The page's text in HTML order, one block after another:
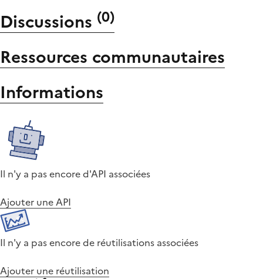
Discussions (0)
Ressources communautaires
Informations
Il n'y a pas encore d'API associées
Ajouter une API
Il n'y a pas encore de réutilisations associées
Ajouter une réutilisation